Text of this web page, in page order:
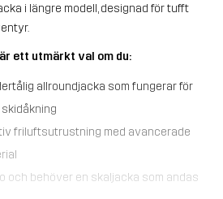
i längre modell, designad för tufft
ett utmärkt val om du:
allroundjacka som fungerar för
friluftsutrustning med avancerade
och behöver en skaljacka som andas